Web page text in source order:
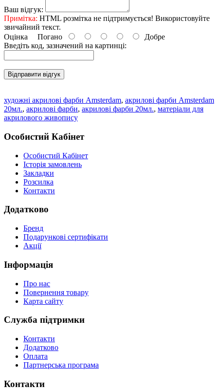
Ваш відгук:
Примітка: HTML розмітка не підтримується! Використовуйте
звичайний текст.
Оцінка Погано
Добре
Введіть код, зазначений на картинці:
Відправити відгук
художні акрилові фарби Amsterdam, акрилові фарби Amsterdam
20мл., акрилові фарби, акрилові фарби 20мл., матеріали для
акрилового живопису
Особистий Кабінет
Особистий Кабінет
Історія замовлень
Закладки
Розсилка
Контакти
Додатково
Бренд
Подарункові сертифікати
Акції
Інформація
Про нас
Повернення товару
Карта сайту
Служба підтримки
Контакти
Додатково
Оплата
Партнерська програма
Контакти